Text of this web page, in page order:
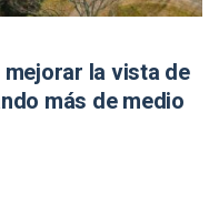
la vista de
más de medio